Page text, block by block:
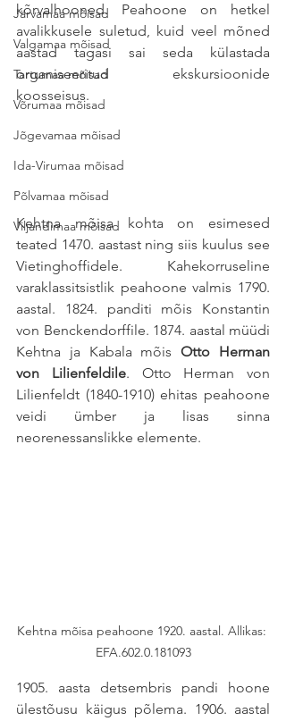
Järvamaa mõisad
Valgamaa mõisad
Tartumaa mõisad
Võrumaa mõisad
Jõgevamaa mõisad
Ida-Virumaa mõisad
Põlvamaa mõisad
Viljandimaa mõisad
kõrvalhooned. Peahoone on hetkel
avalikkusele suletud, kuid veel mõned
aastad tagasi sai seda külastada
organiseeritud ekskursioonide
koosseisus.
Kehtna mõisa kohta on esimesed
teated 1470. aastast ning siis kuulus see
Vietinghoffidele. Kahekorruseline
varaklassitsistlik peahoone valmis 1790.
aastal. 1824. panditi mõis Konstantin
von Benckendorffile. 1874. aastal müüdi
Kehtna ja Kabala mõis Otto Herman
von Lilienfeldile. Otto Herman von
Lilienfeldt (1840-1910) ehitas peahoone
veidi ümber ja lisas sinna
neorenessanslikke elemente.
Kehtna mõisa peahoone 1920. aastal. Allikas:
EFA.602.0.181093
1905. aasta detsembris pandi hoone
ülestõusu käigus põlema. 1906. aastal